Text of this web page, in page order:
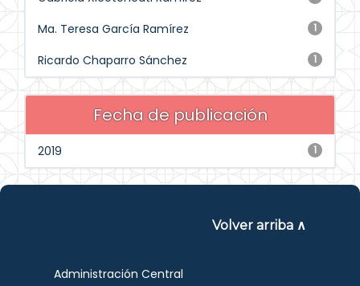
1
Ma. Teresa García Ramírez
1
Ricardo Chaparro Sánchez
Fecha de publicación
1
2019
Volver arriba ∧
Administración Central